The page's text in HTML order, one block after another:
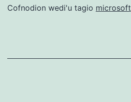
Fel
mewn
Cofnodion wedi'u tagio microsoft